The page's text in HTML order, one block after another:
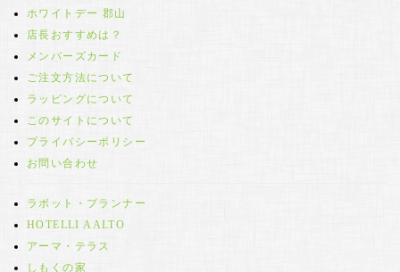
ホワイトデー 郡山
店長おすすめは？
メンバーズカード
ご注文方法について
ラッピングについて
このサイトについて
プライバシーポリシー
お問い合わせ
ラボット・プランナー
HOTELLI AALTO
アーマ・テラス
しもくの家